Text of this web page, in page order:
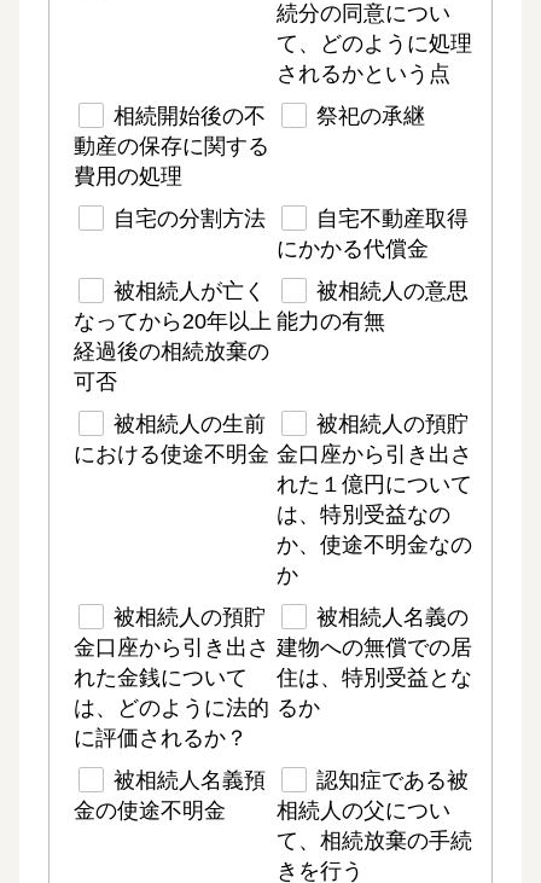
続分の同意につい
て、どのように処理
されるかという点
相続開始後の不
動産の保存に関する
費用の処理
祭祀の承継
自宅の分割方法
自宅不動産取得
にかかる代償金
被相続人が亡く
なってから20年以上
経過後の相続放棄の
可否
被相続人の意思
能力の有無
被相続人の生前
における使途不明金
被相続人の預貯
金口座から引き出さ
れた１億円について
は、特別受益なの
か、使途不明金なの
か
被相続人の預貯
金口座から引き出さ
れた金銭について
は、どのように法的
に評価されるか？
被相続人名義の
建物への無償での居
住は、特別受益とな
るか
被相続人名義預
金の使途不明金
認知症である被
相続人の父につい
て、相続放棄の手続
きを行う